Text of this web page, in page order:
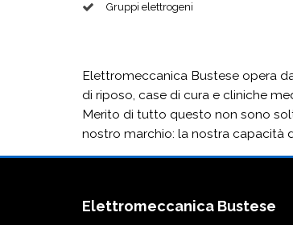
Gruppi elettrogeni
Elettromeccanica Bustese opera
di riposo, case di cura e cliniche
Merito di tutto questo non sono
nostro marchio: la nostra capacità
Elettromeccanica Bustese